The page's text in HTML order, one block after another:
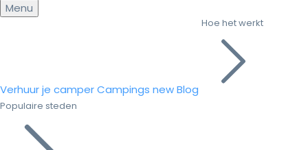
Menu
Verhuur je camperCampings newBlog
Hoe het werkt
Populaire steden